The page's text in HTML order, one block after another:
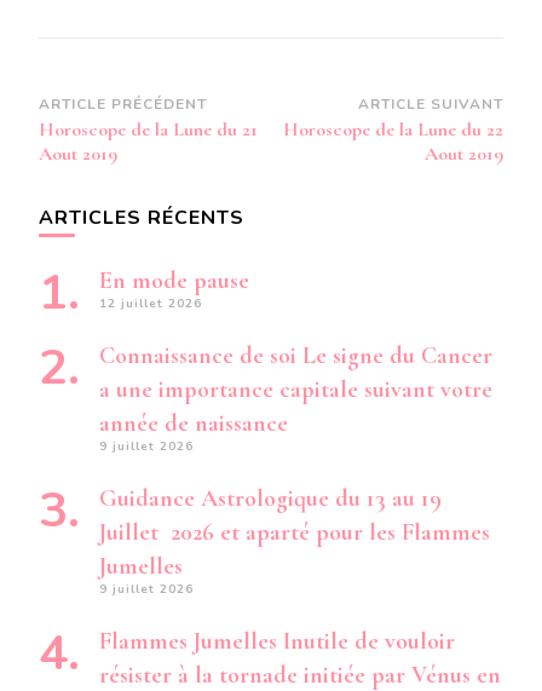
Navigation
d’article
ARTICLE PRÉCÉDENT
Horoscope de la Lune du 21
Aout 2019
ARTICLE SUIVANT
Horoscope de la Lune du 22
Aout 2019
ARTICLES RÉCENTS
En mode pause
12 juillet 2026
Connaissance de soi Le signe du Cancer
a une importance capitale suivant votre
année de naissance
9 juillet 2026
Guidance Astrologique du 13 au 19
Juillet 2026 et aparté pour les Flammes
Jumelles
9 juillet 2026
Flammes Jumelles Inutile de vouloir
résister à la tornade initiée par Vénus en